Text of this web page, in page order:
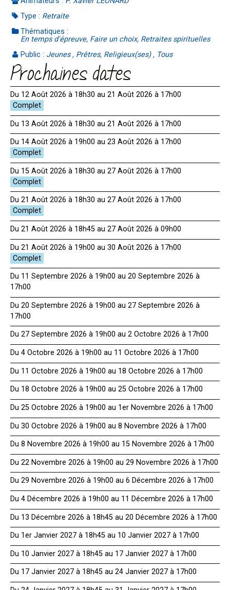
Type : Retraite
Thématiques :
En temps d'épreuve, Faire un choix, Retraites spirituelles
Public : Jeunes , Prêtres, Religieux(ses) , Tous
Prochaines dates
Du 12 Août 2026 à 18h30 au 21 Août 2026 à 17h00
Du 13 Août 2026 à 18h30 au 21 Août 2026 à 17h00
Du 14 Août 2026 à 19h00 au 23 Août 2026 à 17h00
Du 15 Août 2026 à 18h30 au 27 Août 2026 à 17h00
Du 21 Août 2026 à 18h30 au 27 Août 2026 à 17h00
Du 21 Août 2026 à 18h45 au 27 Août 2026 à 09h00
Du 21 Août 2026 à 19h00 au 30 Août 2026 à 17h00
Du 11 Septembre 2026 à 19h00 au 20 Septembre 2026 à
17h00
Du 20 Septembre 2026 à 19h00 au 27 Septembre 2026 à
17h00
Du 27 Septembre 2026 à 19h00 au 2 Octobre 2026 à 17h00
Du 4 Octobre 2026 à 19h00 au 11 Octobre 2026 à 17h00
Du 11 Octobre 2026 à 19h00 au 18 Octobre 2026 à 17h00
Du 18 Octobre 2026 à 19h00 au 25 Octobre 2026 à 17h00
Du 25 Octobre 2026 à 19h00 au 1er Novembre 2026 à 17h00
Du 30 Octobre 2026 à 19h00 au 8 Novembre 2026 à 17h00
Du 8 Novembre 2026 à 19h00 au 15 Novembre 2026 à 17h00
Du 22 Novembre 2026 à 19h00 au 29 Novembre 2026 à 17h00
Du 29 Novembre 2026 à 19h00 au 6 Décembre 2026 à 17h00
Du 4 Décembre 2026 à 19h00 au 11 Décembre 2026 à 17h00
Du 13 Décembre 2026 à 18h45 au 20 Décembre 2026 à 17h00
Du 1er Janvier 2027 à 18h45 au 10 Janvier 2027 à 17h00
Du 10 Janvier 2027 à 18h45 au 17 Janvier 2027 à 17h00
Du 17 Janvier 2027 à 18h45 au 24 Janvier 2027 à 17h00